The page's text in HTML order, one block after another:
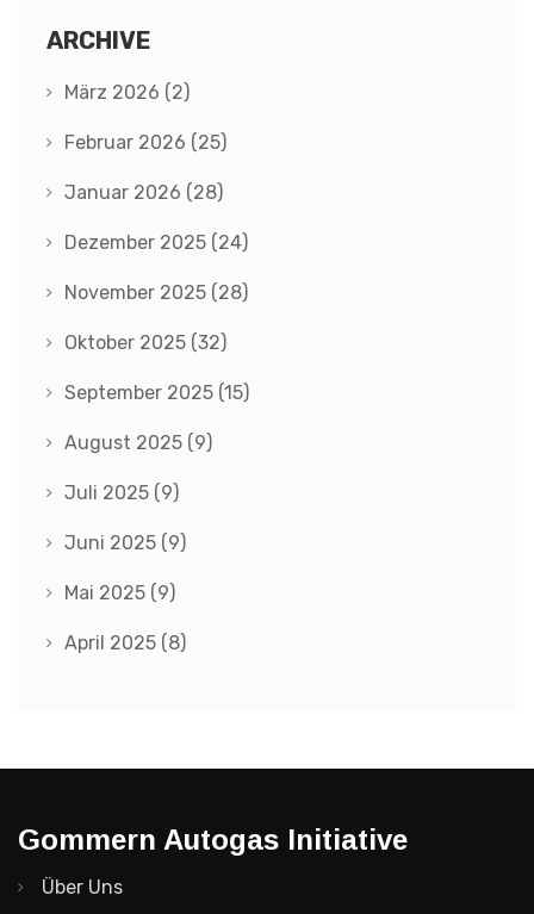
ARCHIVE
März 2026 (2)
Februar 2026 (25)
Januar 2026 (28)
Dezember 2025 (24)
November 2025 (28)
Oktober 2025 (32)
September 2025 (15)
August 2025 (9)
Juli 2025 (9)
Juni 2025 (9)
Mai 2025 (9)
April 2025 (8)
Gommern Autogas Initiative
Über Uns